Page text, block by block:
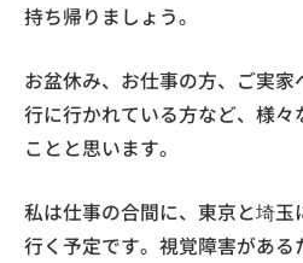
持ち帰りましょう。
お盆休み、お仕事の方、ご実
行に行かれている方など、様々
ことと思います。
私は仕事の合間に、東京と埼
行く予定です。視覚障害があ